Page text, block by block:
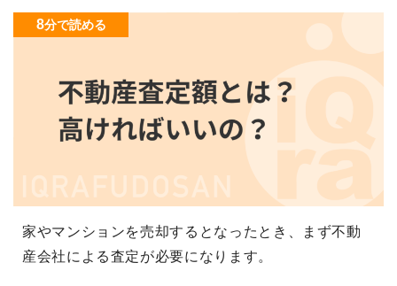
8分で読める
家やマンションを売却するとなったとき、まず不動
産会社による査定が必要になります。